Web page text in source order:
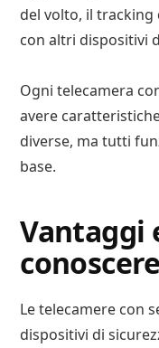
del volto, il tracking
con altri dispositivi
Ogni telecamera
avere
diverse, ma tutti
base.
Vantaggi
conoscere
Le telecamere con
dispositivi di